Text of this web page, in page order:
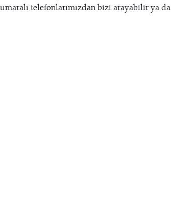
telefonlarımızdan bizi arayabilir ya da